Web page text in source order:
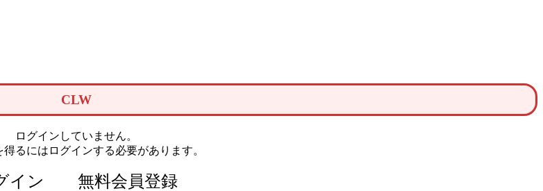
CLW
ログインしていません。
得るにはログインする必要があります。
イン 無料会員登録